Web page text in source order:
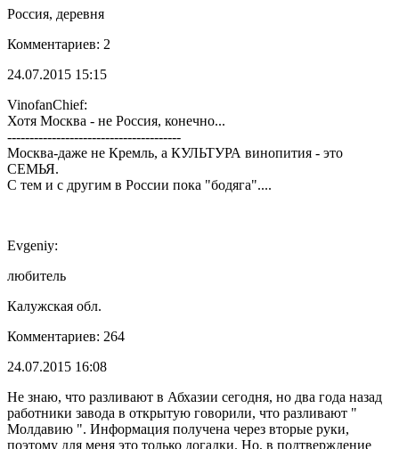
Россия, деревня
Комментариев: 2
24.07.2015 15:15
VinofanChief:
Хотя Москва - не Россия, конечно...
---------------------------------------
Москва-даже не Кремль, а КУЛЬТУРА винопития - это
СЕМЬЯ.
С тем и с другим в России пока "бодяга"....
Evgeniy:
любитель
Калужская обл.
Комментариев: 264
24.07.2015 16:08
Не знаю, что разливают в Абхазии сегодня, но два года назад
работники завода в открытую говорили, что разливают "
Молдавию ". Информация получена через вторые руки,
поэтому для меня это только догадки. Но, в подтверждение